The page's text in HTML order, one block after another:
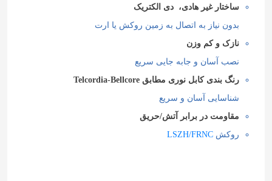
ساختار غیر هادی، دی الکتریک
بدون نیاز به اتصال به زمین روکش یا ارت
نازک و کم وزن
نصب آسان و جابه جایی سریع
رنگ بندی کابل نوری مطابق Telcordia-Bellcore
شناسایی آسان و سریع
مقاومت در برابر آتش/حریق
روکشLSZH/FRNC